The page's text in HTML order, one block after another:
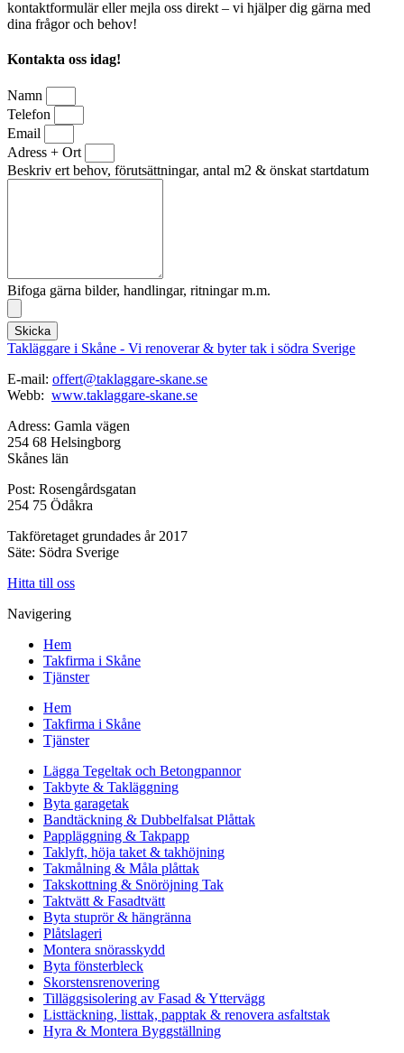
kontaktformulär eller mejla oss direkt – vi hjälper dig gärna med
dina frågor och behov!
Kontakta oss idag!
Namn
Telefon
Email
Adress + Ort
Beskriv ert behov, förutsättningar, antal m2 & önskat startdatum
Bifoga gärna bilder, handlingar, ritningar m.m.
Skicka
Takläggare i Skåne - Vi renoverar & byter tak i södra Sverige
E-mail: offert@taklaggare-skane.se
Webb: www.taklaggare-skane.se
Adress: Gamla vägen
254 68 Helsingborg
Skånes län
Post: Rosengårdsgatan
254 75 Ödåkra
Takföretaget grundades år 2017
Säte: Södra Sverige
Hitta till oss
Navigering
Hem
Takfirma i Skåne
Tjänster
Hem
Takfirma i Skåne
Tjänster
Lägga Tegeltak och Betongpannor
Takbyte & Takläggning
Byta garagetak
Bandtäckning & Dubbelfalsat Plåttak
Pappläggning & Takpapp
Taklyft, höja taket & takhöjning
Takmålning & Måla plåttak
Takskottning & Snöröjning Tak
Taktvätt & Fasadtvätt
Byta stuprör & hängränna
Plåtslageri
Montera snörasskydd
Byta fönsterbleck
Skorstensrenovering
Tilläggsisolering av Fasad & Yttervägg
Listtäckning, listtak, papptak & renovera asfaltstak
Hyra & Montera Byggställning